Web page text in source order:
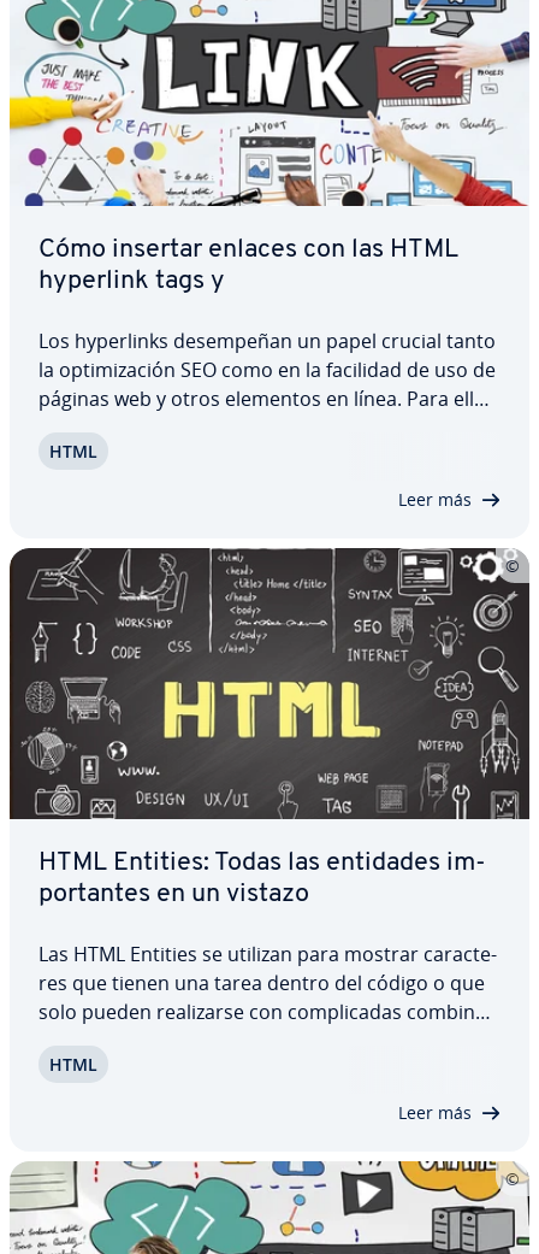
Cómo insertar enlaces con las HTML
hyperlink tags y
Los hy­pe­r­li­n­ks de­sem­pe­ñan un papel crucial tanto
la op­ti­mi­za­ción SEO como en la facilidad de uso de
páginas web y otros elementos en línea. Para ello,
que se pueden utilizar para anclar páginas web,
HTML
Leer más
HTML Entities: Todas las entidades im­
po­r­ta­n­tes en un vistazo
Las HTML Entities se utilizan para mostrar ca­ra­c­te­
res que tienen una tarea dentro del código o que
solo pueden rea­li­zar­se con co­m­pli­ca­das co­m­bi­na­
ordenan al navegador que las in­te­r­pre­ta que
HTML
Leer más